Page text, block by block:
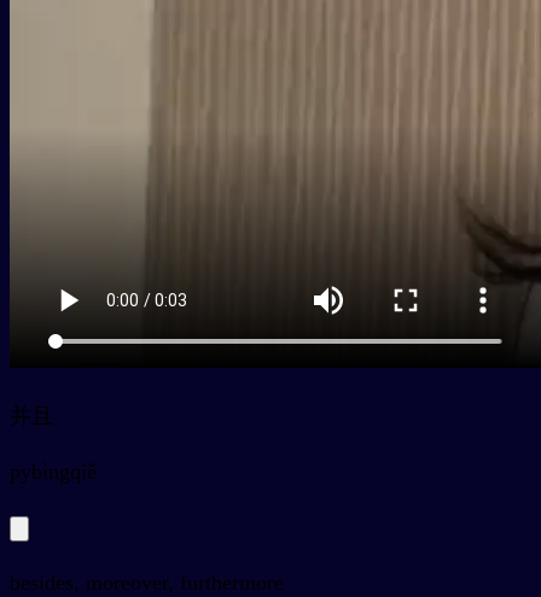
并且
pybìngqiě
besides, moreover, furthermore